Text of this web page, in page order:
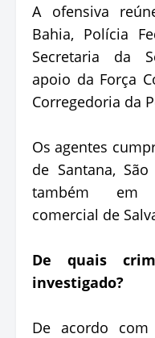
A ofensiva
Bahia, Polícia
Secretaria da
apoio da Força
Corregedoria da
Os agentes
de Santana,
também em
comercial de
De quais
investigado?
De acordo